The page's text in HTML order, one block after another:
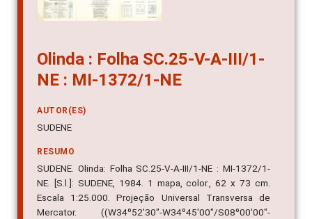
Olinda : Folha SC.25-V-A-III/1-
NE : MI-1372/1-NE
AUTOR(ES)
SUDENE
RESUMO
SUDENE. Olinda: Folha SC.25-V-A-III/1-NE : MI-1372/1-
NE. [S.l.]: SUDENE, 1984. 1 mapa, color., 62 x 73 cm.
Escala 1:25.000. Projeção Universal Transversa de
Mercator. ((W34º52'30"-W34º45'00"/S08º00'00"-